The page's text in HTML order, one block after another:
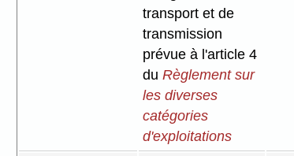
transport et de
transmission
prévue à l'article 4
du Règlement sur
les diverses
catégories
d'exploitations